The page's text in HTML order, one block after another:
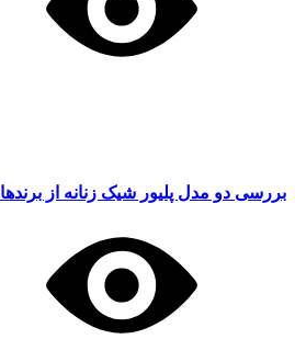
بررسی دو مدل پلیور شیک زنانه از